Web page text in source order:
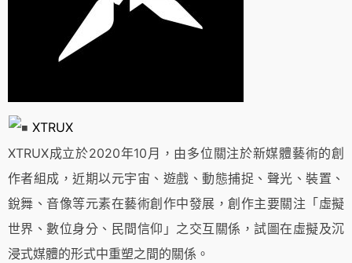
XTRUX
XTRUX成立於2020年10月，由多位關注於新媒體藝術的創
作者組成，近期以元宇宙、遊戲、動態捕捉、聲光、裝置、
銳舞、音像等元素在藝術創作中發展，創作主要關注「虛擬
世界、數位身分、民間信仰」之交互關係，試圖在虛擬及沉
浸式媒體的形式中重塑之間的關係。